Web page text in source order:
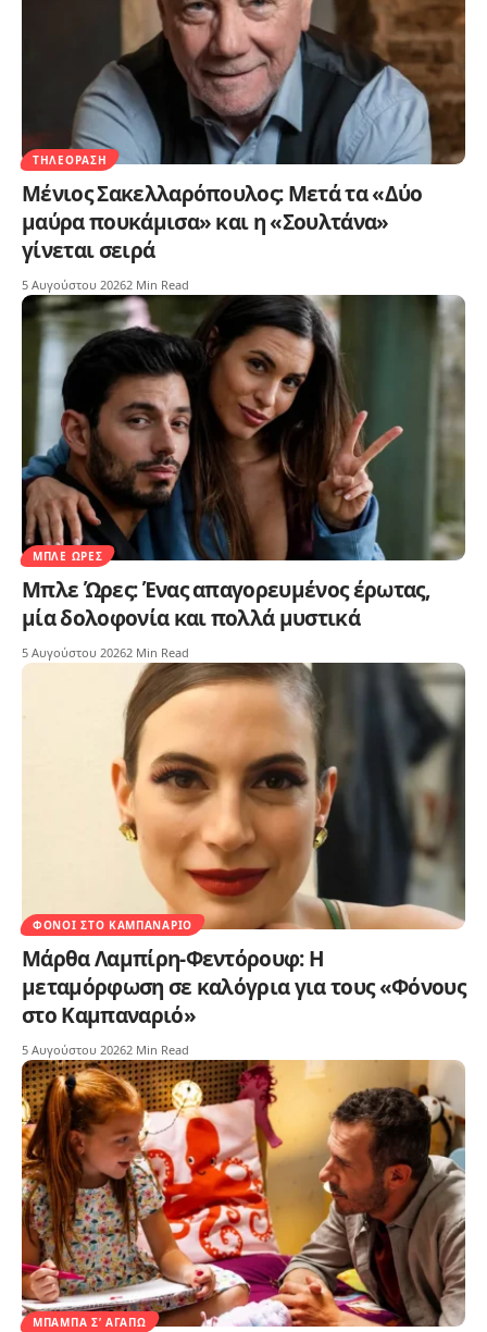
ΤΗΛΕΌΡΑΣΗ
Μένιος Σακελλαρόπουλος: Μετά τα «Δύο
μαύρα πουκάμισα» και η «Σουλτάνα»
γίνεται σειρά
5 Αυγούστου 20262 Min Read
ΜΠΛΕ ΏΡΕΣ
Μπλε Ώρες: Ένας απαγορευμένος έρωτας,
μία δολοφονία και πολλά μυστικά
5 Αυγούστου 20262 Min Read
ΦΌΝΟΙ ΣΤΟ ΚΑΜΠΑΝΑΡΙΌ
Μάρθα Λαμπίρη-Φεντόρουφ: Η
μεταμόρφωση σε καλόγρια για τους «Φόνους
στο Καμπαναριό»
5 Αυγούστου 20262 Min Read
ΜΠΑΜΠΆ Σ’ ΑΓΑΠΏ